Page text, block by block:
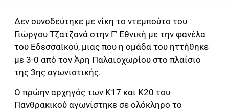
Δεν συνοδεύτηκε με νίκη το ντεμπούτο του
Γιώργου Τζατζανά στην Γ’ Εθνική με την φανέλα
του Εδεσσαϊκού, μιας που η ομάδα του ηττήθηκε
με 3-0 από τον Άρη Παλαιοχωρίου στο πλαίσιο
της 3ης αγωνιστικής.
Ο πρώην αρχηγός των Κ17 και Κ20 του
Πανθρακικού αγωνίστηκε σε ολόκληρο το